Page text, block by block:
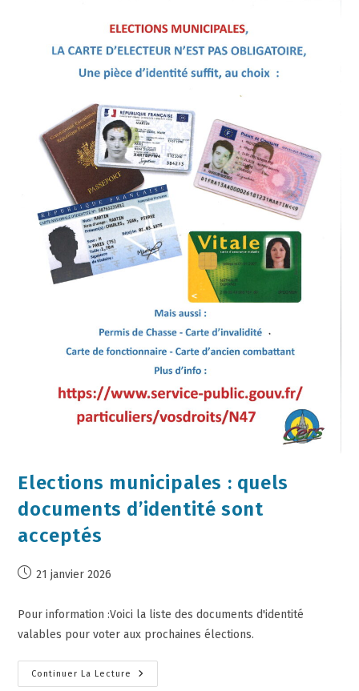
Elections municipales : quels
documents d’identité sont
acceptés
21 janvier 2026
Pour information :Voici la liste des documents d'identité
valables pour voter aux prochaines élections.
Continuer La Lecture